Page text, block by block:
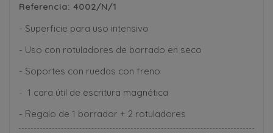
Referencia: 4002/N/1
- Superficie para uso intensivo
- Uso con rotuladores de borrado en seco
- Soportes con ruedas con freno
- 1 cara útil de escritura magnética
- Regalo de 1 borrador + 2 rotuladores